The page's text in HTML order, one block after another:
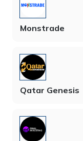
Monstrade
Qatar Genesis